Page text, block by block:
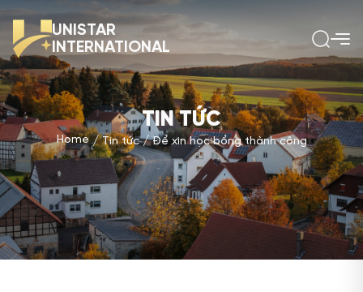
UNISTAR
INTERNATIONAL
TIN TỨC
Home Tin tức Để xin học bổng thành công